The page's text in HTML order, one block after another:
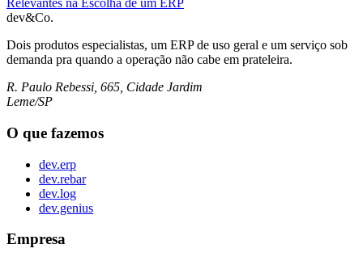
Relevantes na Escolha de um ERP
dev&Co.
Dois produtos especialistas, um ERP de uso geral e um serviço sob
demanda pra quando a operação não cabe em prateleira.
R. Paulo Rebessi, 665, Cidade Jardim
Leme/SP
O que fazemos
dev.erp
dev.rebar
dev.log
dev.genius
Empresa